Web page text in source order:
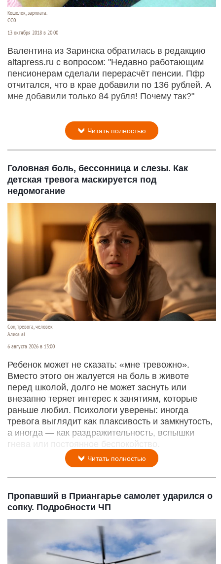
Кошелек, зарплата.
CC0
13 октября 2018 в 20:00
Валентина из Заринска обратилась в редакцию
altapress.ru с вопросом: "Недавно работающим
пенсионерам сделали перерасчёт пенсии. Пфр
отчитался, что в крае добавили по 136 рублей. А
мне добавили только 84 рубля! Почему так?"
Читать полностью
Головная боль, бессонница и слезы. Как
детская тревога маскируется под
недомогание
Сон, тревога, человек
Алиса ai
6 августа 2026 в 13:00
Ребенок может не сказать: «мне тревожно».
Вместо этого он жалуется на боль в животе
перед школой, долго не может заснуть или
внезапно теряет интерес к занятиям, которые
раньше любил. Психологи уверены: иногда
тревога выглядит как плаксивость и замкнутость,
а иногда — как раздражительность, вспышки
гнева или постоянное беспокойство.
Читать полностью
Пропавший в Приангарье самолет ударился о
сопку. Подробности ЧП